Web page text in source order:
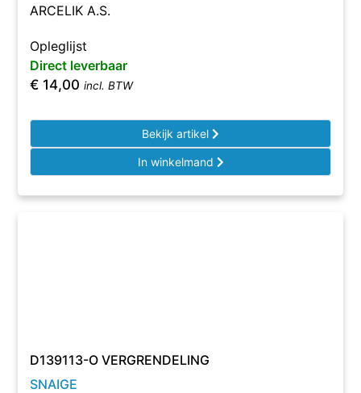
ARCELIK A.S.
Opleglijst
Direct leverbaar
€ 14,00 incl. BTW
Bekijk artikel
In winkelmand
D139113-O VERGRENDELING
SNAIGE